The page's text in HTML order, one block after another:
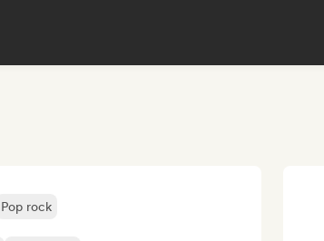
Pop rock